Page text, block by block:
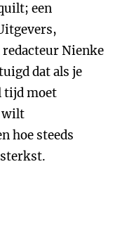
een
Nienke
dat als je
tijd moet
wilt
hoe steeds